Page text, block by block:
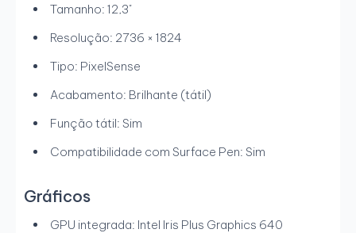
Tamanho: 12,3"
Resolução: 2736 × 1824
Tipo: PixelSense
Acabamento: Brilhante (tátil)
Função tátil: Sim
Compatibilidade com Surface Pen: Sim
Gráficos
GPU integrada: Intel Iris Plus Graphics 640